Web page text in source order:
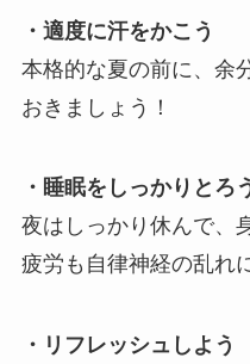
・適度に汗をかこう
本格的な夏の前に、余
おきましょう！
・睡眠をしっかりとろ
夜はしっかり休んで、
疲労も自律神経の乱れ
・リフレッシュしよう